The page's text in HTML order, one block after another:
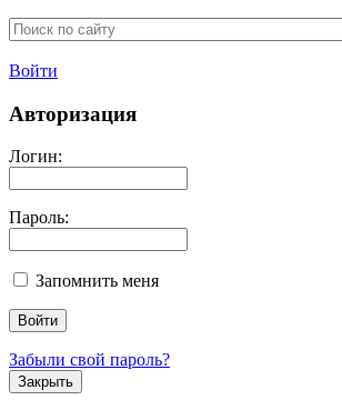
Войти
Авторизация
Логин:
Пароль:
Запомнить меня
Забыли свой пароль?
Закрыть